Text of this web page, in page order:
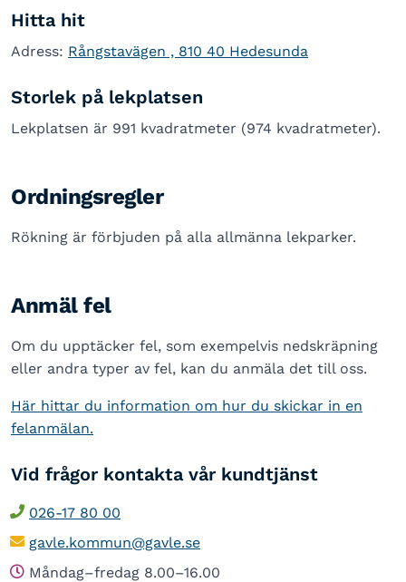
Hitta hit
Adress: Rångstavägen , 810 40 Hedesunda
Storlek på lekplatsen
Lekplatsen är 991 kvadratmeter (974 kvadratmeter).
Ordningsregler
Rökning är förbjuden på alla allmänna lekparker.
Anmäl fel
Om du upptäcker fel, som exempelvis nedskräpning
eller andra typer av fel, kan du anmäla det till oss.
Här hittar du information om hur du skickar in en
felanmälan.
Vid frågor kontakta vår kundtjänst
026-17 80 00
gavle.kommun@gavle.se
Måndag–fredag 8.00–16.00